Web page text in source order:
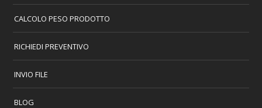
CALCOLO PESO PRODOTTO
RICHIEDI PREVENTIVO
INVIO FILE
BLOG